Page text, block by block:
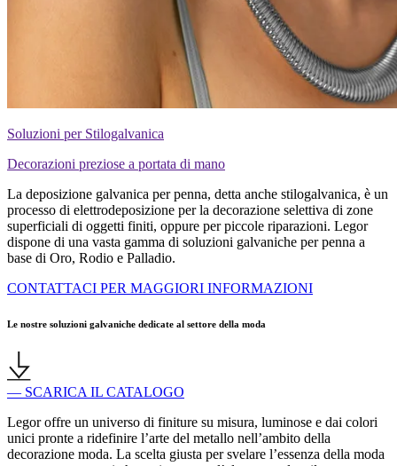
Soluzioni per Stilogalvanica
Decorazioni preziose a portata di mano
La deposizione galvanica per penna, detta anche stilogalvanica, è un
processo di elettrodeposizione per la decorazione selettiva di zone
superficiali di oggetti finiti, oppure per piccole riparazioni. Legor
dispone di una vasta gamma di soluzioni galvaniche per penna a
base di Oro, Rodio e Palladio.
CONTATTACI PER MAGGIORI INFORMAZIONI
Le nostre soluzioni galvaniche dedicate al settore della moda
— SCARICA IL CATALOGO
Legor offre un universo di finiture su misura, luminose e dai colori
unici pronte a ridefinire l’arte del metallo nell’ambito della
decorazione moda. La scelta giusta per svelare l’essenza della moda